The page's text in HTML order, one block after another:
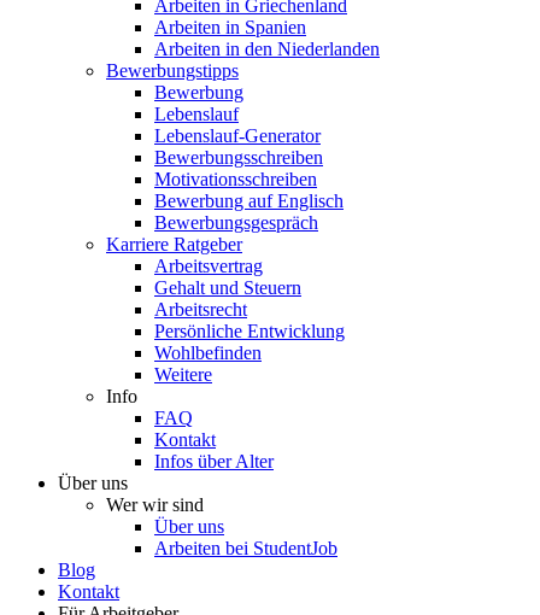
Arbeiten in Griechenland
Arbeiten in Spanien
Arbeiten in den Niederlanden
Bewerbungstipps
Bewerbung
Lebenslauf
Lebenslauf-Generator
Bewerbungsschreiben
Motivationsschreiben
Bewerbung auf Englisch
Bewerbungsgespräch
Karriere Ratgeber
Arbeitsvertrag
Gehalt und Steuern
Arbeitsrecht
Persönliche Entwicklung
Wohlbefinden
Weitere
Info
FAQ
Kontakt
Infos über Alter
Über uns
Wer wir sind
Über uns
Arbeiten bei StudentJob
Blog
Kontakt